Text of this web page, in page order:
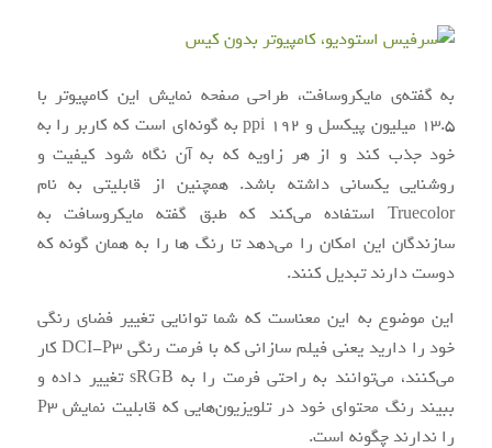
به گفته‌ی مایکروسافت، طراحی صفحه‌ نمایش این کامپیوتر با
۱۳.۵ میلیون پیکسل و ۱۹۲ ppi به ‌گونه‌ای است که کاربر را به
خود جذب کند و از هر زاویه که به آن نگاه شود کیفیت و
روشنایی یکسانی داشته باشد. همچنین از قابلیتی به نام
Truecolor استفاده می‌کند که طبق گفته مایکروسافت به
سازندگان این امکان را می‌دهد تا رنگ ها را به همان‌ گونه که
دوست دارند تبدیل کنند.
این موضوع به این معناست که شما توانایی تغییر فضای رنگی
خود را دارید یعنی فیلم‌ سازانی که با فرمت رنگی DCI-P3 کار
می‌کنند، می‌توانند به‌ راحتی فرمت را به sRGB تغییر داده و
ببیند رنگ محتوای خود در تلویزیون‌هایی که قابلیت نمایش P3
را ندارند چگونه است.